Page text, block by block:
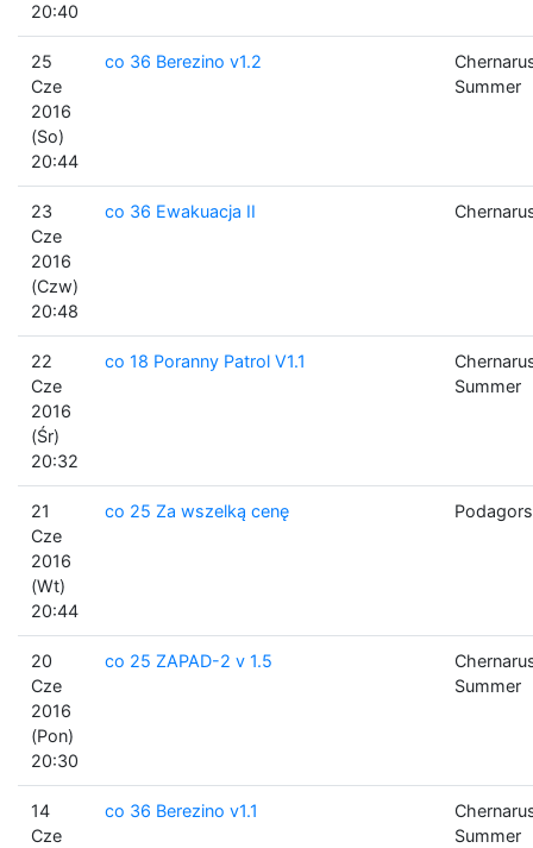
20:40
25
Cze
2016
(So)
20:44
co 36 Berezino v1.2
Summer
23
Cze
2016
(Czw)
20:48
co 36 Ewakuacja II
22
Cze
2016
(Śr)
20:32
co 18 Poranny Patrol V1.1
Summer
21
Cze
2016
(Wt)
20:44
co 25 Za wszelką cenę
20
Cze
2016
(Pon)
20:30
co 25 ZAPAD-2 v 1.5
Summer
14
Cze
co 36 Berezino v1.1
Summer